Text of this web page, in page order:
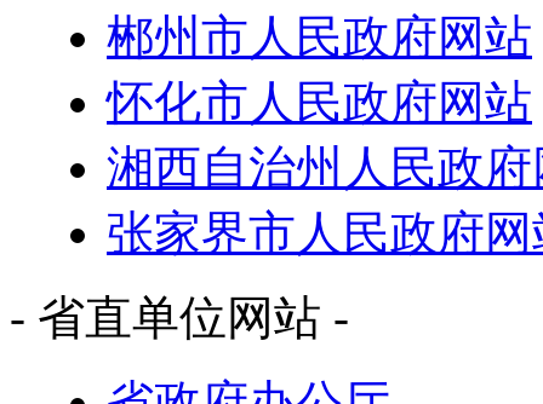
郴州市人民政府网站
怀化市人民政府网站
湘西自治州人民政
张家界市人民政府网
- 省直单位网站 -